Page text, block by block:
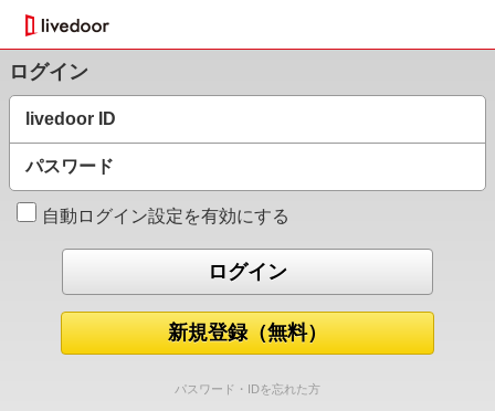
ログイン
livedoor ID
パスワード
自動ログイン設定を有効にする
新規登録（無料）
パスワード・IDを忘れた方